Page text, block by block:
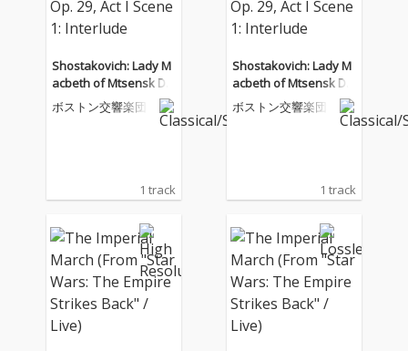
Shostakovich: Lady M
acbeth of Mtsensk Dis
trict, Op. 29, Act I Scen
e 1: Interlude
ボストン交響楽団
1 track
Shostakovich: Lady M
acbeth of Mtsensk Dis
trict, Op. 29, Act I Scen
e 1: Interlude
ボストン交響楽団
1 track